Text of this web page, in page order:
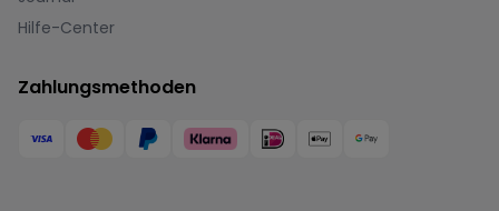
Hilfe-Center
Zahlungsmethoden